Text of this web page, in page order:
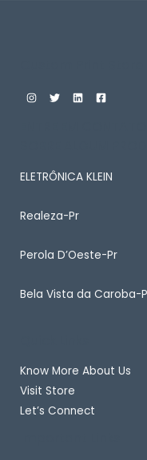
ELETRÔNICA KLEIN
Realeza-Pr
Perola D’Oeste-Pr
Bela Vista da Caroba-
Know More About Us
Visit Store
Let’s Connect